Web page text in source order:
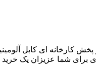
برای شما عزیزان یک